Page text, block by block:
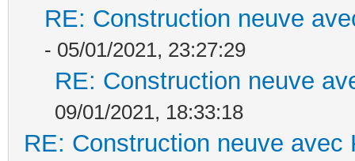
RE: Construction neuve
- 05/01/2021, 23:27:29
RE: Construction neuve
09/01/2021, 18:33:18
RE: Construction neuve avec